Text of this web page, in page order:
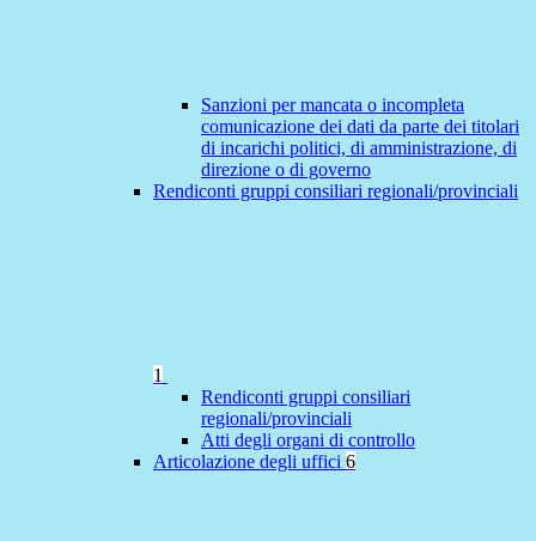
Sanzioni per mancata o incompleta
comunicazione dei dati da parte dei titolari
di incarichi politici, di amministrazione, di
direzione o di governo
Rendiconti gruppi consiliari regionali/provinciali
1
Rendiconti gruppi consiliari
regionali/provinciali
Atti degli organi di controllo
Articolazione degli uffici 6